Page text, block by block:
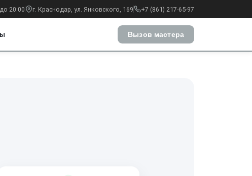
20:00 г. Краснодар, ул. Янковского, 169 +7 (861) 217-65-97
Вызов мастера